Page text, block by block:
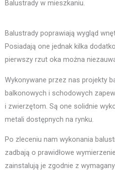
Balustrady w mieszkaniu.
Balustrady poprawiają wygląd
Posiadają one jednak kilka
pierwszy rzut oka można
Wykonywane przez nas projekty
balkonowych i schodowych
i zwierzętom. Są one solidnie
metali dostępnych na rynku.
Po zleceniu nam wykonania
zadbają o prawidłowe
zainstalują je zgodnie z